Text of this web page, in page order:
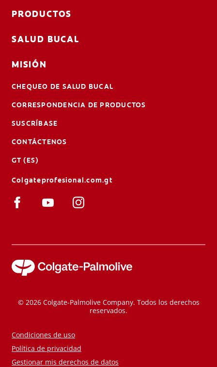
PRODUCTOS
SALUD BUCAL
MISIÓN
CHEQUEO DE SALUD BUCAL
CORRESPONDENCIA DE PRODUCTOS
SUSCRÍBASE
CONTÁCTENOS
GT (ES)
Colgateprofesional.com.gt
© 2026 Colgate-Palmolive Company. Todos los derechos
reservados.
Condiciones de uso
Política de privacidad
Gestionar mis derechos de datos